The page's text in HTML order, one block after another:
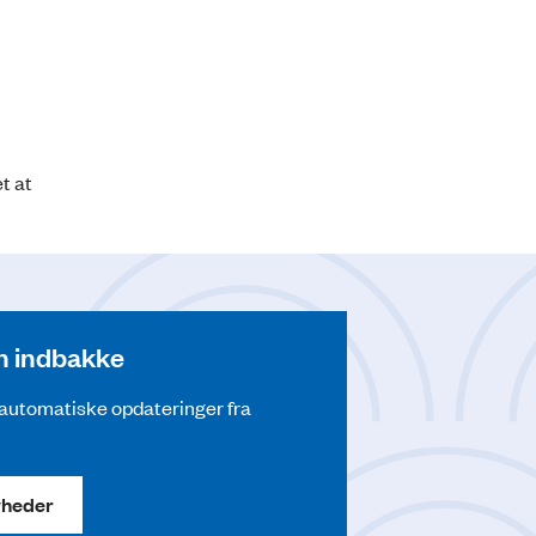
at
indbakke
opdateringer fra